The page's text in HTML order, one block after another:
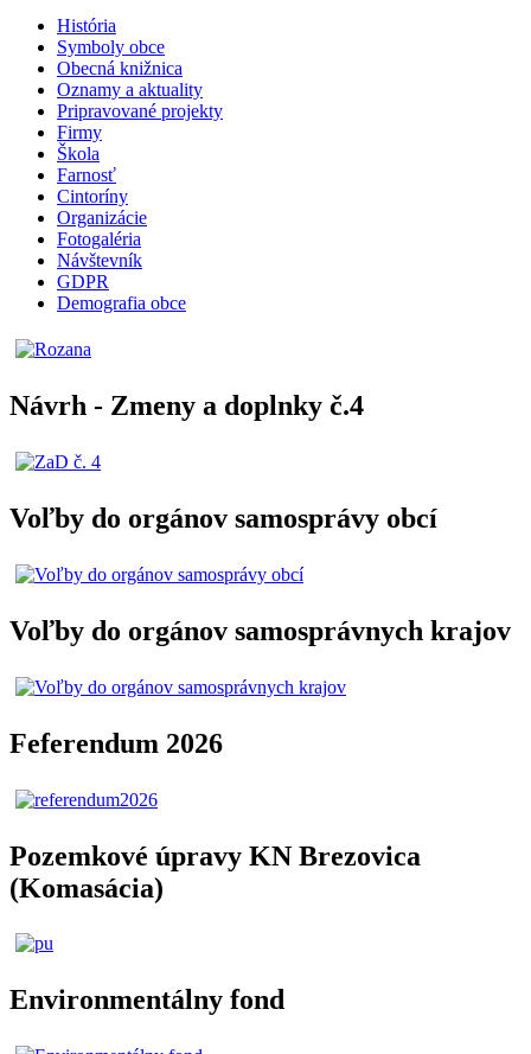
História
Symboly obce
Obecná knižnica
Oznamy a aktuality
Pripravované projekty
Firmy
Škola
Farnosť
Cintoríny
Organizácie
Fotogaléria
Návštevník
GDPR
Demografia obce
Návrh - Zmeny a doplnky č.4
Voľby do orgánov samosprávy obcí
Voľby do orgánov samosprávnych krajov
Feferendum 2026
Pozemkové úpravy KN Brezovica
(Komasácia)
Environmentálny fond